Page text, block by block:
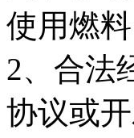
使用燃
2、合法
协议或